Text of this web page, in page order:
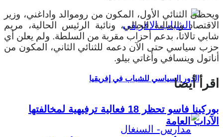
الدور السياسي للشباب في إفريقيا
ويحظى الثنائي الأول، المكون من روموالد واداغني، وزير
الاقتصاد والمالية الحالي، ونائبة الرئيس الحالية، مريم
شابي تالاتا، بدعم أحزاب مقربة من السلطة. ولم يعلن أي
حزب سياسي حتى الآن دعمه للثنائي الثاني، المكون من
أناتول وينسافي وأغاتي بيلو.
اقرأ أيضا
بوركينا فاسو تحظر 18 فعالية ترفيهية لمخالفتها
الآداب العامة